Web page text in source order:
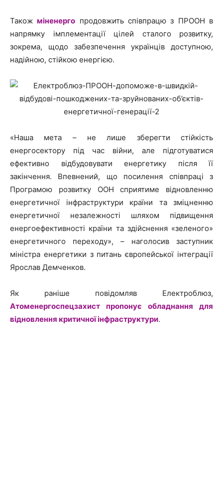
Такожміненерго продовжить співпрацю з ПРООН в
напрямку імплементації цілей сталого розвитку,
зокрема, щодо забезпечення українців доступною,
надійною, стійкою енергією.
«Наша мета – не лише зберегти стійкість
енергосектору під час війни, але підготуватися
ефективно відбудовувати енергетику після її
закінчення. Впевнений, що посилення співпраці з
Програмою розвитку ООН сприятиме відновленню
енергетичної інфраструктури країни та зміцненню
енергетичної незалежності шляхом підвищення
енергоефективності країни та здійснення «зеленого»
енергетичного переходу», – наголосив заступник
міністра енергетики з питань європейської інтеграції
Ярослав Демченков.
Як раніше повідомляв Електроблюз,
Атоменергоспецзахист пропонує обладнання для
відновлення критичної інфраструктури.